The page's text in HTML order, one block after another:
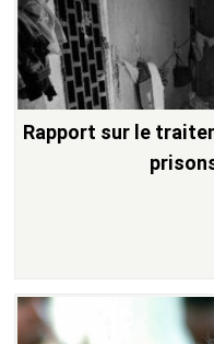
Rapport sur le